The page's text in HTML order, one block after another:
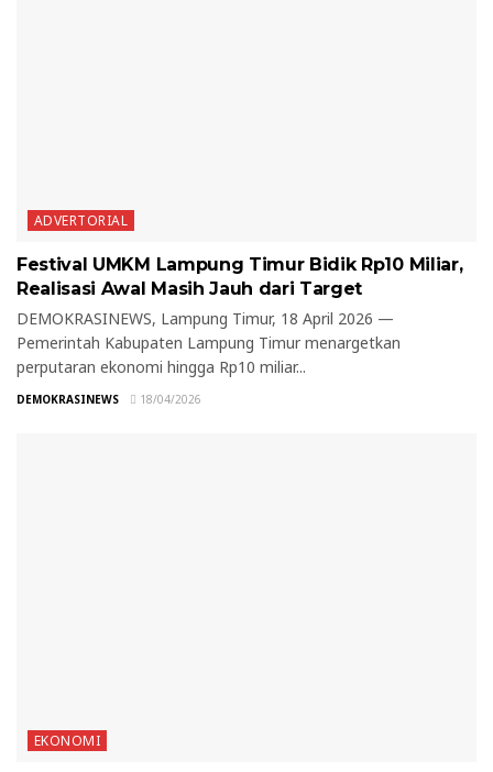
ADVERTORIAL
Festival UMKM Lampung Timur Bidik Rp10 Miliar,
Realisasi Awal Masih Jauh dari Target
DEMOKRASINEWS, Lampung Timur, 18 April 2026 —
Pemerintah Kabupaten Lampung Timur menargetkan
perputaran ekonomi hingga Rp10 miliar...
DEMOKRASINEWS 18/04/2026
EKONOMI